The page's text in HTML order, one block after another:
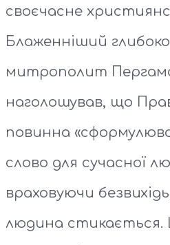
своєчасне
Блаженніший
митрополит
наголошував, що
повинна
слово для сучасної
враховуючи
людина стикається.